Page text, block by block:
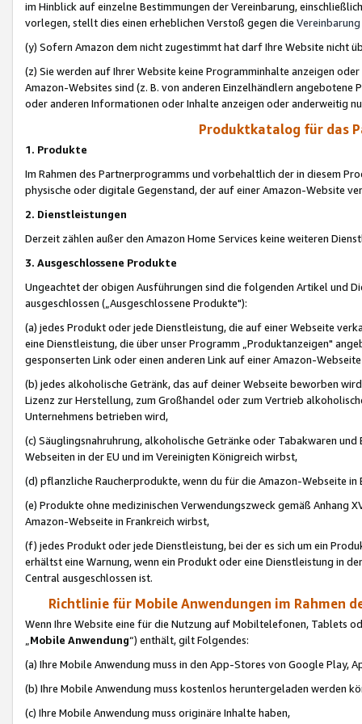
im Hinblick auf einzelne Bestimmungen der Vereinbarung,
vorlegen, stellt dies einen erheblichen Verstoß gegen die Vereinbarung
(y) Sofern Amazon dem nicht zugestimmt hat darf Ihre Website nicht
(z) Sie werden auf Ihrer Website keine Programminhalte anzeigen
Amazon-Websites sind (z. B. von anderen Einzelhändlern
oder anderen Informationen oder Inhalte anzeigen oder anderweitig
Produktkatalog für das
1. Produkte
Im Rahmen des Partnerprogramms und vorbehaltlich der in diesem
physische oder digitale Gegenstand, der auf einer Amazon-Website
2. Dienstleistungen
Derzeit zählen außer den Amazon Home Services keine weiteren
3. Ausgeschlossene Produkte
Ungeachtet der obigen Ausführungen sind die folgenden Artikel und
ausgeschlossen („Ausgeschlossene Produkte"):
(a) jedes Produkt oder jede Dienstleistung, die auf einer Webseite
eine Dienstleistung, die über unser Programm „Produktanzeigen"
gesponserten Link oder einen anderen Link auf einer Amazon-
(b) jedes alkoholische Getränk, das auf deiner Webseite beworben
Lizenz zur Herstellung, zum Großhandel oder zum Vertrieb
Unternehmens betrieben wird,
(c) Säuglingsnahruhrung, alkoholische Getränke oder Tabakwaren
Webseiten in der EU und im Vereinigten Königreich wirbst,
(d) pflanzliche Raucherprodukte, wenn du für die Amazon-Webseite in
(e) Produkte ohne medizinischen Verwendungszweck gemäß Anhang
Amazon-Webseite in Frankreich wirbst,
(f) jedes Produkt oder jede Dienstleistung, bei der es sich um ein
erhältst eine Warnung, wenn ein Produkt oder eine Dienstleistung in
Central ausgeschlossen ist.
Richtlinie für Mobile Anwendungen im Rahmen
Wenn Ihre Website eine für die Nutzung auf Mobiltelefonen, Tablets
„Mobile Anwendung“) enthält, gilt Folgendes:
(a) Ihre Mobile Anwendung muss in den App-Stores von Google Play,
(b) Ihre Mobile Anwendung muss kostenlos heruntergeladen werden
(c) Ihre Mobile Anwendung muss originäre Inhalte haben,